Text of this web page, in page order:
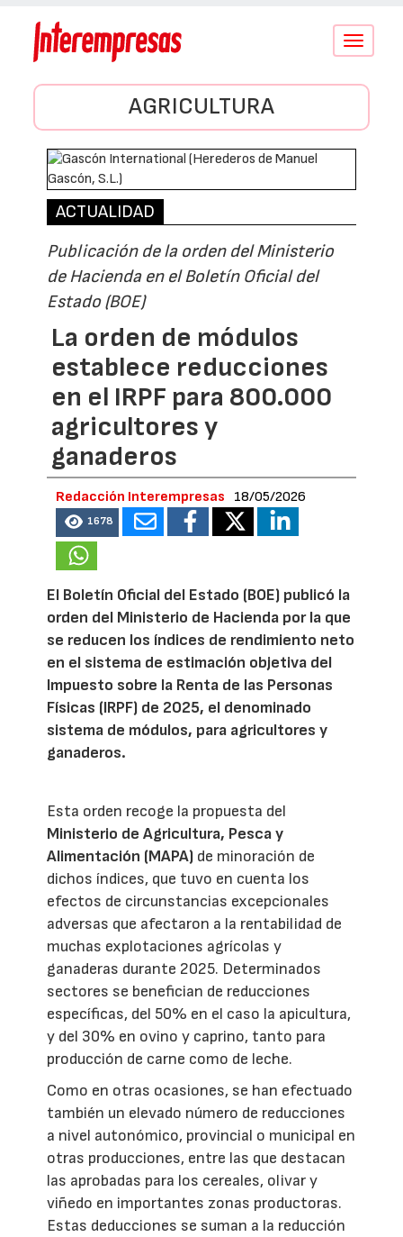
Conmutar
AGRICULTURA
ACTUALIDAD
Publicación de la orden del Ministerio
de Hacienda en el Boletín Oficial del
Estado (BOE)
La orden de módulos
establece reducciones
en el IRPF para 800.000
agricultores y
ganaderos
Redacción Interempresas 18/05/2026
1678
El Boletín Oficial del Estado (BOE) publicó la
orden del Ministerio de Hacienda por la que
se reducen los índices de rendimiento neto
en el sistema de estimación objetiva del
Impuesto sobre la Renta de las Personas
Físicas (IRPF) de 2025, el denominado
sistema de módulos, para agricultores y
ganaderos.
Esta orden recoge la propuesta del
Ministerio de Agricultura, Pesca y
Alimentación (MAPA) de minoración de
dichos índices, que tuvo en cuenta los
efectos de circunstancias excepcionales
adversas que afectaron a la rentabilidad de
muchas explotaciones agrícolas y
ganaderas durante 2025. Determinados
sectores se benefician de reducciones
específicas, del 50% en el caso la apicultura,
y del 30% en ovino y caprino, tanto para
producción de carne como de leche.
Como en otras ocasiones, se han efectuado
también un elevado número de reducciones
a nivel autonómico, provincial o municipal en
otras producciones, entre las que destacan
las aprobadas para los cereales, olivar y
viñedo en importantes zonas productoras.
Estas deducciones se suman a la reducción